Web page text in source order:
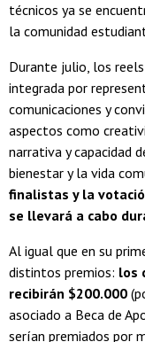
técnicos ya se
la comunidad
Durante julio, los
integrada por
comunicaciones y
aspectos como
narrativa y capacidad
bienestar y la vida
finalistas y la
se llevará a cabo
Al igual que en su
distintos premios: los
recibirán $200.000
asociado a Beca de
serían premiados por